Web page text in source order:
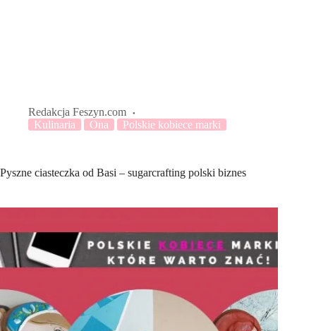
Redakcja Feszyn.com
Kulinaria
Ona Polskie kobiece marki
Pyszne ciasteczka od Basi – sugarcrafting polski biznes